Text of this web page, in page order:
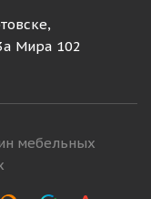
Мира 102
мебельных